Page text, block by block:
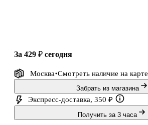
за 429 ₽ сегодня
Москва Смотреть наличие на карте
Забрать из магазина
Экспресс-доставка, 350 ₽
Получить за 3 часа